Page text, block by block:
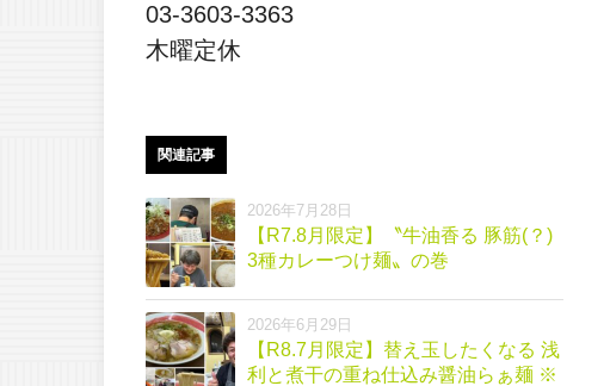
03-3603-3363
木曜定休
関連記事
2026年7月28日
【R7.8月限定】〝牛油香る 豚筋(？)
3種カレーつけ麺〟の巻
2026年6月29日
【R8.7月限定】替え玉したくなる 浅
利と煮干の重ね仕込み醤油らぁ麺 ※